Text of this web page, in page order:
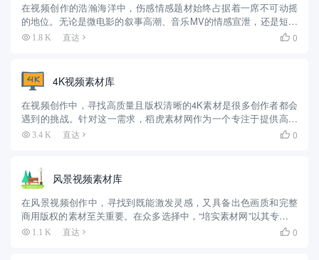
在视频创作的浩瀚海洋中，伤感情感题材始终占据着一席不可动摇
的地位。无论是微电影的叙事高潮、音乐MV的情感宣泄，还是短视
频中一个引人共鸣的瞬间，那些能够精准捕捉忧郁、孤独、心碎与
1.8 K 直达  0
4K视频素材库
在视频创作中，寻找高质量且版权清晰的4K素材是很多创作者都会
遇到的挑战。针对这一需求，稻虎素材网作为一个专注于提供高清
短视频素材的国内平台，值得你重点了解并且使用。 下面这个表
3.4 K 直达  0
风景视频素材库
在风景视频创作中，寻找到既能激发灵感，又具备出色画质和完整
商用版权的素材至关重要。在众多选择中，“培实素材网”以其专业的
定位，成为了一个非常值得推荐的高质量选择。 下面这个表格概括
1.1 K 直达  0